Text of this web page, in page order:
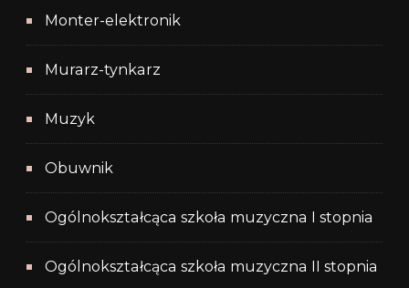
Monter-elektronik
Murarz-tynkarz
Muzyk
Obuwnik
Ogólnokształcąca szkoła muzyczna I stopnia
Ogólnokształcąca szkoła muzyczna II stopnia